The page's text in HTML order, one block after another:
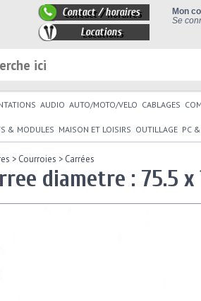
Mon
Se
Contact / horaires
Locations
AUDIO AUTO/MOTO/VELO CABLAGES
& MODULES MAISON ET LOISIRS OUTILLAGE PC
> Courroies > Carrées
diametre : 75.5 x